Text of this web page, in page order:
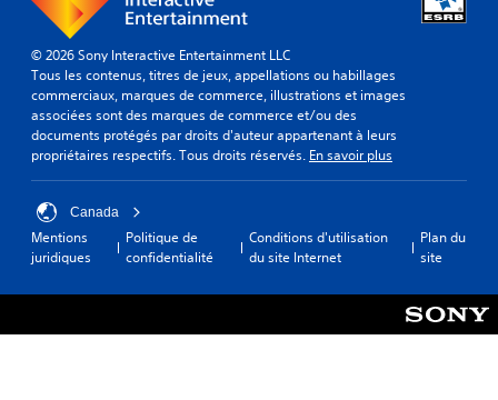
© 2026 Sony Interactive Entertainment LLC
Tous les contenus, titres de jeux, appellations ou habillages
commerciaux, marques de commerce, illustrations et images
associées sont des marques de commerce et/ou des
documents protégés par droits d'auteur appartenant à leurs
propriétaires respectifs. Tous droits réservés. En savoir plus
Canada
Mentions
juridiques
Politique de
confidentialité
Conditions d'utilisation
du site Internet
Plan du
site